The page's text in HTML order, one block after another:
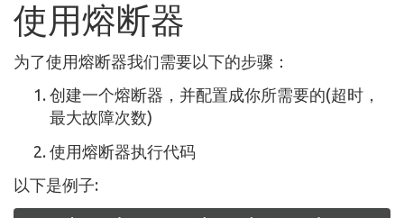
使用熔断器
为了使用熔断器我们需要以下的步骤：
创建一个熔断器，并配置成你所需要的(超时，
最大故障次数)
使用熔断器执行代码
以下是例子: